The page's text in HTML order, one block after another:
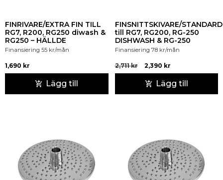
FINRIVARE/EXTRA FIN TILL
RG7, R200, RG250 diwash &
RG250 – HÄLLDE
Finansiering 55 kr/mån
1,690 kr
Lägg till
FINSNITTSKIVARE/
till RG7, RG200, RG-250
DISHWASH & RG-250
Finansiering 78 kr/mån
2,711kr 2,390 kr
Lägg till